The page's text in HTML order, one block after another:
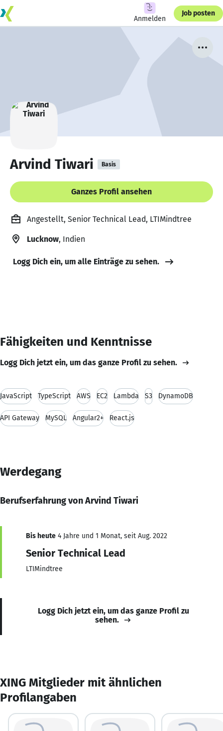
Anmelden
Job posten
Arvind Tiwari Basis
Ganzes Profil ansehen
Angestellt, Senior Technical Lead, LTIMindtree
Lucknow, Indien
Logg Dich ein, um alle Einträge zu sehen.
Fähigkeiten und Kenntnisse
Logg Dich jetzt ein, um das ganze Profil zu sehen.
JavaScript TypeScript AWS EC2 Lambda S3 DynamoDB
API Gateway MySQL Angular2+ React.js
Werdegang
Berufserfahrung von Arvind Tiwari
Bis heute 4 Jahre und 1 Monat, seit Aug. 2022
Senior Technical Lead
LTIMindtree
Logg Dich jetzt ein, um das ganze Profil zu
sehen.
XING Mitglieder mit ähnlichen
Profilangaben